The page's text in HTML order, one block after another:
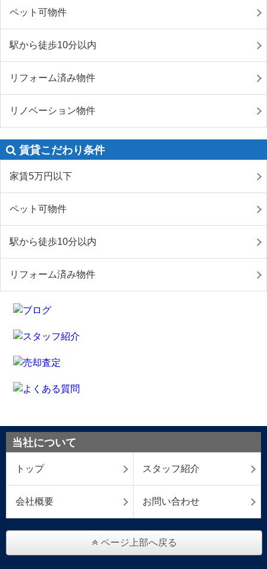
ペット可物件
駅から徒歩10分以内
リフォーム済み物件
リノベーション物件
賃貸こだわり条件
家賃5万円以下
ペット可物件
駅から徒歩10分以内
リフォーム済み物件
当社について
トップ スタッフ紹介
会社概要 お問い合わせ
ページ上部へ戻る